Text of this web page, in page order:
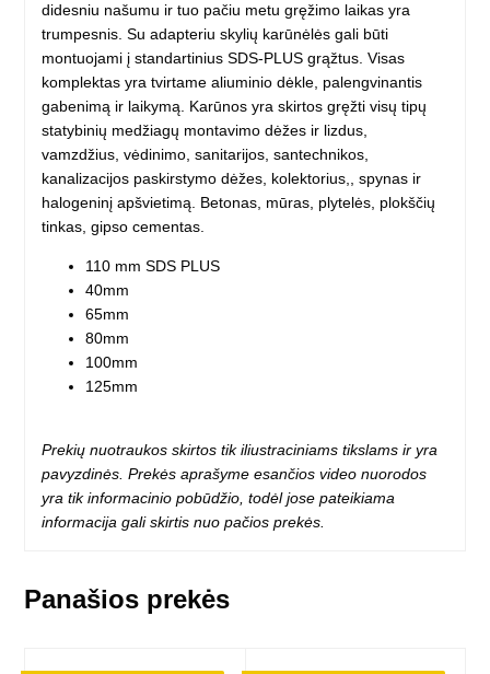
didesniu našumu ir tuo pačiu metu gręžimo laikas yra
trumpesnis. Su adapteriu skylių karūnėlės gali būti
montuojami į standartinius SDS-PLUS grąžtus. Visas
komplektas yra tvirtame aliuminio dėkle, palengvinantis
gabenimą ir laikymą. Karūnos yra skirtos gręžti visų tipų
statybinių medžiagų montavimo dėžes ir lizdus, ​​
vamzdžius, vėdinimo, sanitarijos, santechnikos,
kanalizacijos paskirstymo dėžes, kolektorius,, spynas ir
halogeninį apšvietimą. Betonas, mūras, plytelės, plokščių
tinkas, gipso cementas.
110 mm SDS PLUS
40mm
65mm
80mm
100mm
125mm
Prekių nuotraukos skirtos tik iliustraciniams tikslams ir yra
pavyzdinės. Prekės aprašyme esančios video nuorodos
yra tik informacinio pobūdžio, todėl jose pateikiama
informacija gali skirtis nuo pačios prekės.
Panašios prekės